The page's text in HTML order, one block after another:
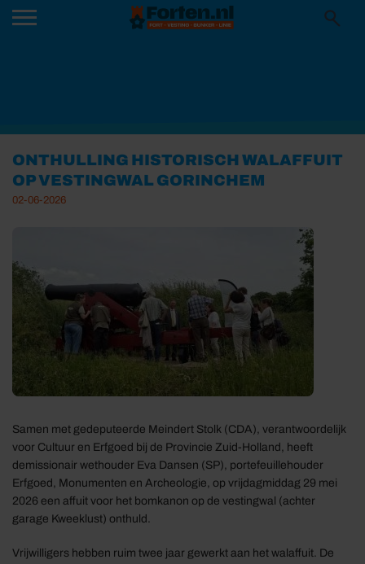
ONTHULLING HISTORISCH WALAFFUIT
OP VESTINGWAL GORINCHEM
02-06-2026
Samen met gedeputeerde Meindert Stolk (CDA), verantwoordelijk
voor Cultuur en Erfgoed bij de Provincie Zuid-Holland, heeft
demissionair wethouder Eva Dansen (SP), portefeuillehouder
Erfgoed, Monumenten en Archeologie, op vrijdagmiddag 29 mei
2026 een affuit voor het bomkanon op de vestingwal (achter
garage Kweeklust) onthuld.
Vrijwilligers hebben ruim twee jaar gewerkt aan het walaffuit. De